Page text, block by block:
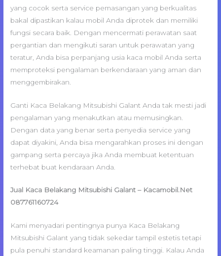
yang cocok serta service pemasangan yang berkualitas
bakal dipastikan kalau mobil Anda diprotek dan memiliki
fungsi secara baik. Dengan mencermati perawatan saat
pergantian dan mengikuti saran untuk perawatan yang
teratur, Anda bisa perpanjang usia kaca mobil Anda serta
memproteksi pengalaman berkendaraan yang aman dan
menggembirakan.
Ganti Kaca Belakang Mitsubishi Galant Anda tak mesti jadi
pengalaman yang menakutkan atau memusingkan.
Dengan data yang benar serta penyedia service yang
dapat diyakini, Anda bisa mengarahkan proses ini dengan
gampang serta percaya jika Anda membuat ketentuan
terhebat buat kendaraan Anda.
Jual Kaca Belakang Mitsubishi Galant – Kacamobil.Net
087761160724
Kami menyadari pentingnya punya Kaca Belakang
Mitsubishi Galant yang tidak sekedar tampil estetis tetapi
pula penuhi standard keamanan paling tinggi. Kalau Anda